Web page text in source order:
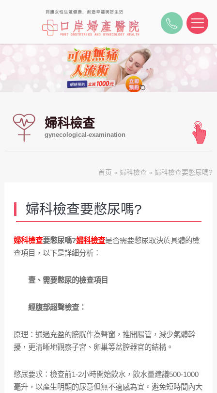
婦科檢查
gynecological-examination
首页 »婦科檢查 » 婦科檢查要憋尿嗎?
婦科檢查要憋尿嗎?
婦科檢查要憋尿嗎?婦科檢查是否需要憋尿取決於具體的檢
查項目，以下是詳細分析：
壹、需要憋尿的檢查項目
經腹部超聲檢查：
原理：通過充盈的膀胱作為聲窗，推開腸管，減少氣體幹
擾，更清晰地觀察子宮、卵巢等盆腔器官的結構。
憋尿要求：檢查前1-2小時開始飲水，飲水量建議500-1000
毫升，以產生明顯的尿意但無不適感為宜。避免短時間內大